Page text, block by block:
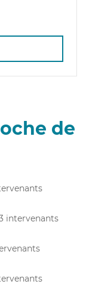
de
3 intervenants